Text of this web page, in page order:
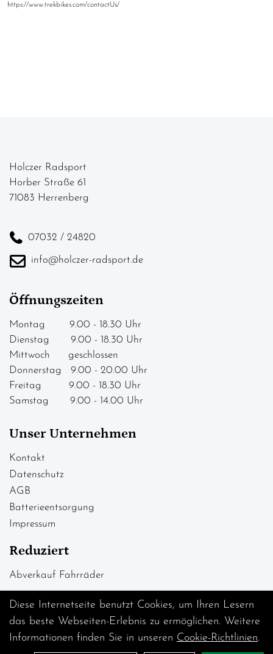
https://www.trekbikes.com/contactUs/
Holczer Radsport
Horber Straße 61
71083 Herrenberg
07032 / 24820
info@holczer-radsport.de
Öffnungszeiten
Montag 9.00 - 18.30 Uhr
Dienstag 9.00 - 18.30 Uhr
Mittwoch geschlossen
Donnerstag 9.00 - 20.00 Uhr
Freitag 9.00 - 18.30 Uhr
Samstag 9.00 - 14.00 Uhr
Unser Unternehmen
Kontakt
Datenschutz
AGB
Batterieentsorgung
Impressum
Reduziert
Abverkauf Fahrräder
Diese Internetseite benutzt Cookies, um Ihren Lesern
das beste Webseiten-Erlebnis zu ermöglichen. Weitere
Informationen finden Sie in unseren Cookie-Richtlinien.